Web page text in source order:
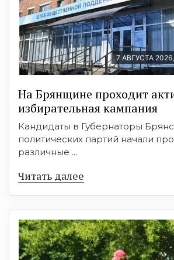
7 АВГУСТА
На Брянщине проходит
избирательная кампания
Кандидаты в Губернаторы
политических партий начали
различные ...
Читать далее